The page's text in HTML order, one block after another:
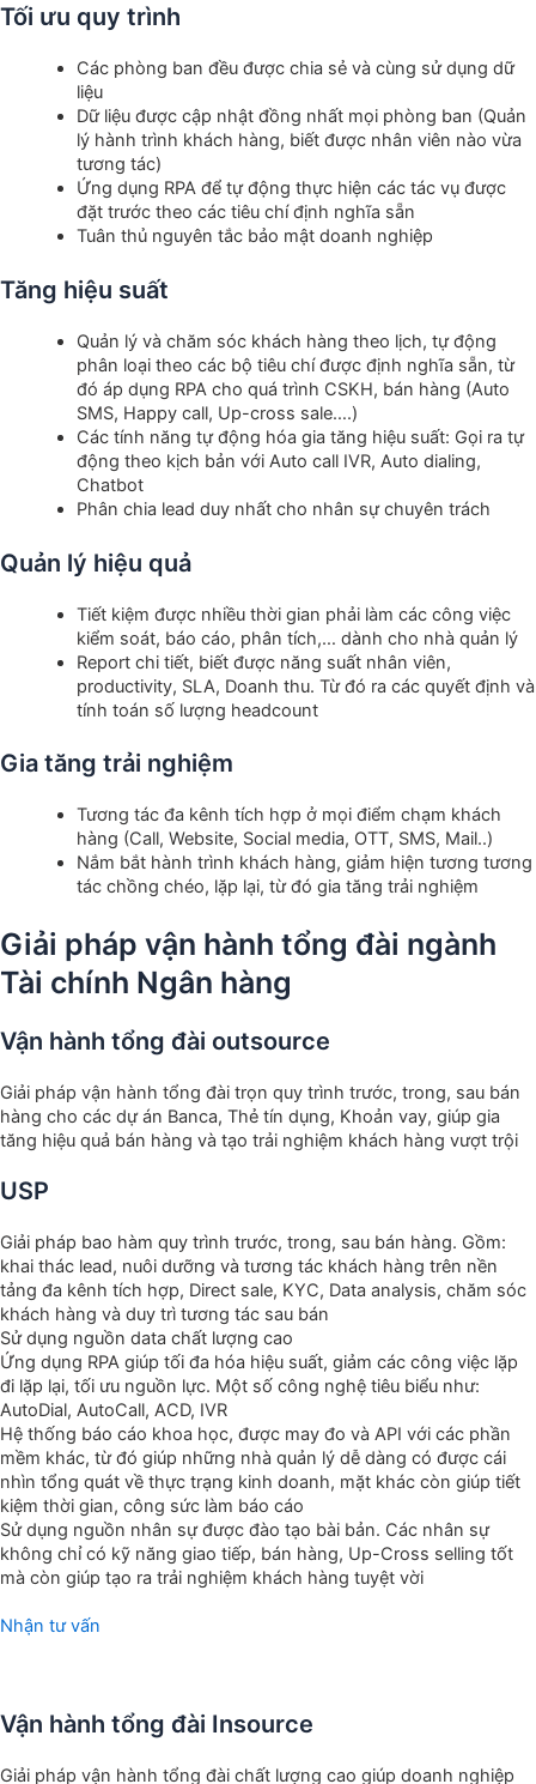
Tối ưu quy trình
Các phòng ban đều được chia sẻ và cùng sử dụng dữ
liệu
Dữ liệu được cập nhật đồng nhất mọi phòng ban (Quản
lý hành trình khách hàng, biết được nhân viên nào vừa
tương tác)
Ứng dụng RPA để tự động thực hiện các tác vụ được
đặt trước theo các tiêu chí định nghĩa sẵn
Tuân thủ nguyên tắc bảo mật doanh nghiệp
Tăng hiệu suất
Quản lý và chăm sóc khách hàng theo lịch, tự động
phân loại theo các bộ tiêu chí được định nghĩa sẵn, từ
đó áp dụng RPA cho quá trình CSKH, bán hàng (Auto
SMS, Happy call, Up-cross sale….)
Các tính năng tự động hóa gia tăng hiệu suất: Gọi ra tự
động theo kịch bản với Auto call IVR, Auto dialing,
Chatbot
Phân chia lead duy nhất cho nhân sự chuyên trách
Quản lý hiệu quả
Tiết kiệm được nhiều thời gian phải làm các công việc
kiểm soát, báo cáo, phân tích,… dành cho nhà quản lý
Report chi tiết, biết được năng suất nhân viên,
productivity, SLA, Doanh thu. Từ đó ra các quyết định và
tính toán số lượng headcount
Gia tăng trải nghiệm
Tương tác đa kênh tích hợp ở mọi điểm chạm khách
hàng (Call, Website, Social media, OTT, SMS, Mail..)
Nắm bắt hành trình khách hàng, giảm hiện tương tương
tác chồng chéo, lặp lại, từ đó gia tăng trải nghiệm
Giải pháp vận hành tổng đài ngành
Tài chính Ngân hàng
Vận hành tổng đài outsource
Giải pháp vận hành tổng đài trọn quy trình trước, trong, sau bán
hàng cho các dự án Banca, Thẻ tín dụng, Khoản vay, giúp gia
tăng hiệu quả bán hàng và tạo trải nghiệm khách hàng vượt trội
USP
Giải pháp bao hàm quy trình trước, trong, sau bán hàng. Gồm:
khai thác lead, nuôi dưỡng và tương tác khách hàng trên nền
tảng đa kênh tích hợp, Direct sale, KYC, Data analysis, chăm sóc
khách hàng và duy trì tương tác sau bán
Sử dụng nguồn data chất lượng cao
Ứng dụng RPA giúp tối đa hóa hiệu suất, giảm các công việc lặp
đi lặp lại, tối ưu nguồn lực. Một số công nghệ tiêu biểu như:
AutoDial, AutoCall, ACD, IVR
Hệ thống báo cáo khoa học, được may đo và API với các phần
mềm khác, từ đó giúp những nhà quản lý dễ dàng có được cái
nhìn tổng quát về thực trạng kinh doanh, mặt khác còn giúp tiết
kiệm thời gian, công sức làm báo cáo
Sử dụng nguồn nhân sự được đào tạo bài bản. Các nhân sự
không chỉ có kỹ năng giao tiếp, bán hàng, Up-Cross selling tốt
mà còn giúp tạo ra trải nghiệm khách hàng tuyệt vời
Nhận tư vấn
Vận hành tổng đài Insource
Giải pháp vận hành tổng đài chất lượng cao giúp doanh nghiệp